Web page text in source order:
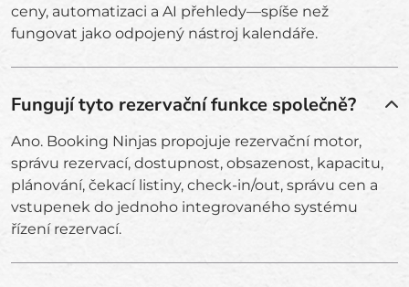
ceny, automatizaci a AI přehledy—spíše než
fungovat jako odpojený nástroj kalendáře.
Fungují tyto rezervační funkce společně?
Ano. Booking Ninjas propojuje rezervační motor,
správu rezervací, dostupnost, obsazenost, kapacitu,
plánování, čekací listiny, check-in/out, správu cen a
vstupenek do jednoho integrovaného systému
řízení rezervací.